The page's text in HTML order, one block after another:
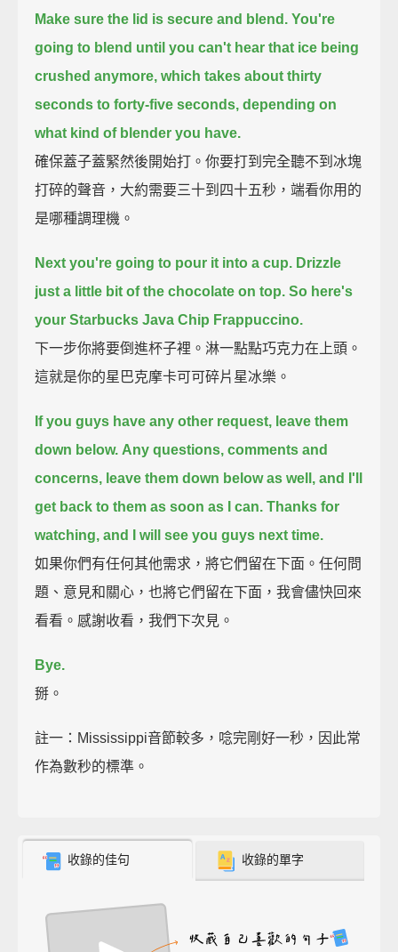
Make sure the lid is secure and blend. You're
going to blend until you can't hear that ice being
crushed anymore, which takes about thirty
seconds to forty-five seconds, depending on
what kind of blender you have.
確保蓋子蓋緊然後開始打。你要打到完全聽不到冰塊
打碎的聲音，大約需要三十到四十五秒，端看你用的
是哪種調理機。
Next you're going to pour it into a cup. Drizzle
just a little bit of the chocolate on top. So here's
your Starbucks Java Chip Frappuccino.
下一步你將要倒進杯子裡。淋一點點巧克力在上頭。
這就是你的星巴克摩卡可可碎片星冰樂。
If you guys have any other request, leave them
down below. Any questions, comments and
concerns, leave them down below as well, and I'll
get back to them as soon as I can. Thanks for
watching, and I will see you guys next time.
如果你們有任何其他需求，將它們留在下面。任何問
題、意見和關心，也將它們留在下面，我會儘快回來
看看。感謝收看，我們下次見。
Bye.
掰。
註一：Mississippi音節較多，唸完剛好一秒，因此常
作為數秒的標準。
收錄的佳句 收錄的單字